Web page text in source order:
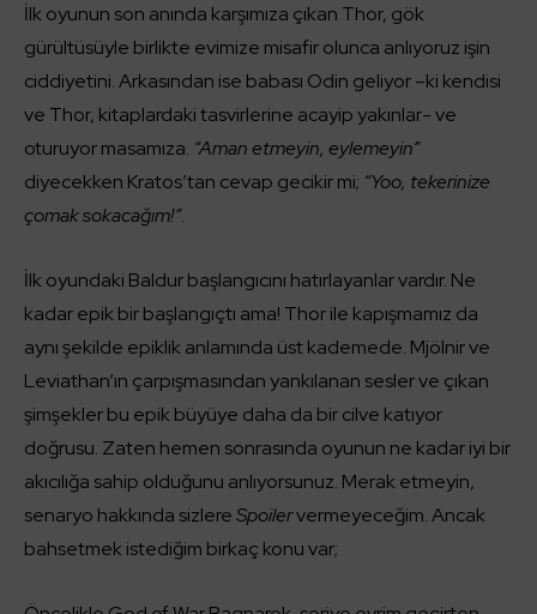
İlk oyunun son anında karşımıza çıkan Thor, gök
gürültüsüyle birlikte evimize misafir olunca anlıyoruz işin
ciddiyetini. Arkasından ise babası Odin geliyor –ki kendisi
ve Thor, kitaplardaki tasvirlerine acayip yakınlar- ve
oturuyor masamıza. “Aman etmeyin, eylemeyin”
diyecekken Kratos’tan cevap gecikir mi; “Yoo, tekerinize
çomak sokacağım!”.
İlk oyundaki Baldur başlangıcını hatırlayanlar vardır. Ne
kadar epik bir başlangıçtı ama! Thor ile kapışmamız da
aynı şekilde epiklik anlamında üst kademede. Mjölnir ve
Leviathan’ın çarpışmasından yankılanan sesler ve çıkan
şimşekler bu epik büyüye daha da bir cilve katıyor
doğrusu. Zaten hemen sonrasında oyunun ne kadar iyi bir
akıcılığa sahip olduğunu anlıyorsunuz. Merak etmeyin,
senaryo hakkında sizlereSpoilervermeyeceğim. Ancak
bahsetmek istediğim birkaç konu var;